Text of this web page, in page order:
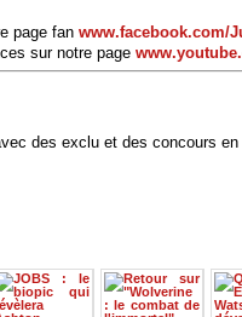
page fan www.facebook.com/
sur notre page
des exclu et des concours